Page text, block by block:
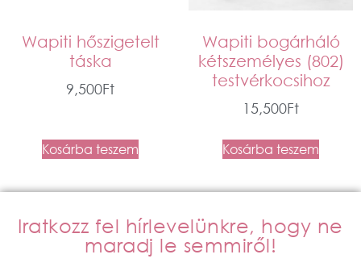
Wapiti hőszigetelt
táska
9,500Ft
Kosárba teszem
Wapiti bogárháló
kétszemélyes (802)
testvérkocsihoz
15,500Ft
Kosárba teszem
Iratkozz fel hírlevelünkre, hogy ne
maradj le semmiről!